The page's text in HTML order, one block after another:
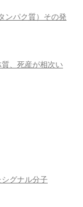
ンパク質）その発
、死産が相次い
グナル分子